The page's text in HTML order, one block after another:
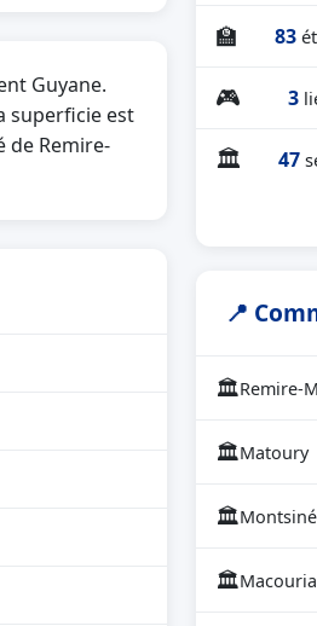
Guyane.
superficie est
de Remire-
🏫 83
🎮 3
🏛 47
📍
🏛Remire-
🏛Matoury
🏛
🏛Macouria